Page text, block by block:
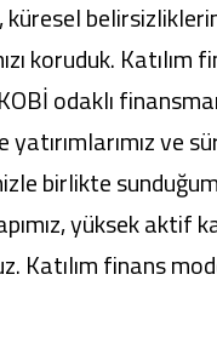
küresel
koruduk.
odaklı
ve
birlikte
yüksek aktif
Katılım finans